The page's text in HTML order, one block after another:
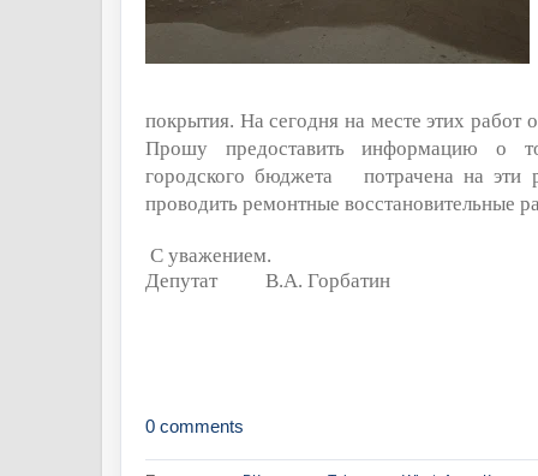
покрытия. На сегодня на месте этих работ
Прошу предоставить информацию о
городского бюджета
потрачена на эти
проводить ремонтные восстановительные
С уважением.
Депутат
В.А. Горбатин
0 comments